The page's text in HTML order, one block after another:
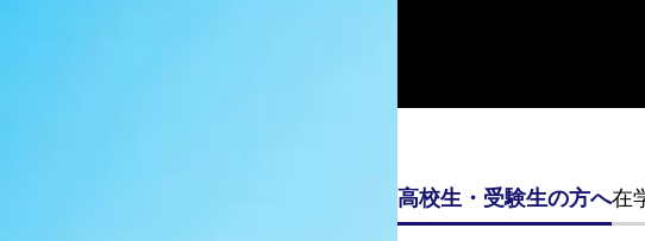
高校生・受験生の方へ在